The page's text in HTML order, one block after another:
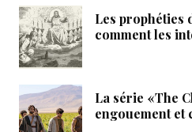
Les prophéties
comment les
La série «The
engouement et